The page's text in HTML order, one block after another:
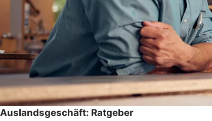
Auslandsgeschäft: Ratgeber